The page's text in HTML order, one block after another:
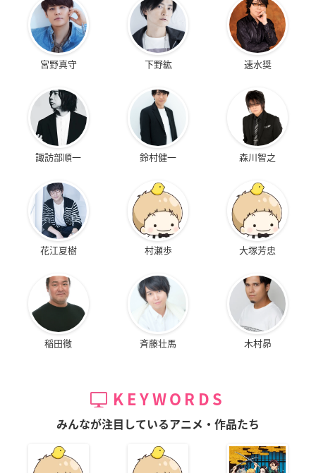
宮野真守 下野紘 速水奨
諏訪部順一 鈴村健一 森川智之
花江夏樹 村瀬歩 大塚芳忠
稲田徹 斉藤壮馬 木村昴
KEYWORDS
みんなが注目しているアニメ・作品たち